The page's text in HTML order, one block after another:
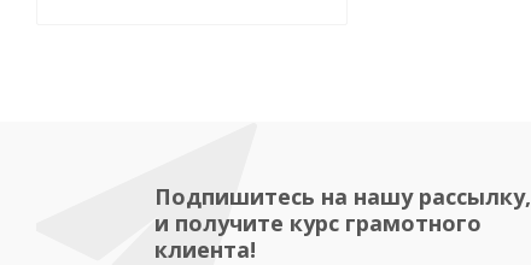
Подпишитесь на нашу рассылку,
и получите курс грамотного
клиента!